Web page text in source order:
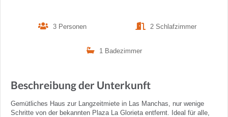
3 Personen 2 Schlafzimmer
1 Badezimmer
Beschreibung der Unterkunft
Gemütliches Haus zur Langzeitmiete in Las Manchas, nur wenige
Schritte von der bekannten Plaza La Glorieta entfernt. Ideal für alle,